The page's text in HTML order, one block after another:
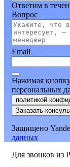
Ответим в
Вопрос
Email
Нажимая
персональных
политикой
Заказать
Защищено
данных
Для звонков из